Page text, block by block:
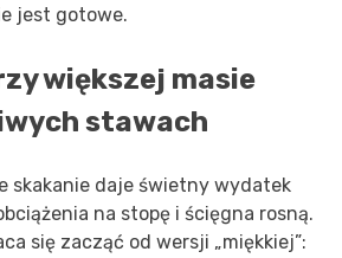
jest gotowe.
większej masie
stawach
skakanie daje świetny wydatek
na stopę i ścięgna rosną.
się zacząć od wersji „miękkiej”: